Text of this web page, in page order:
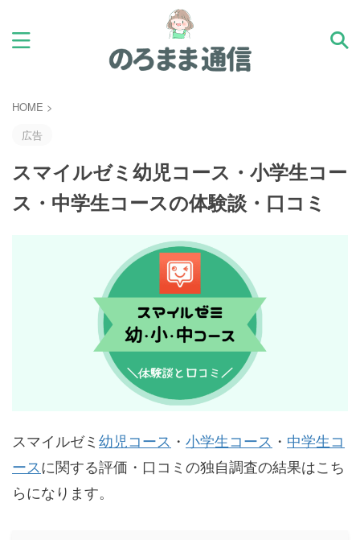
HOME >
広告
スマイルゼミ幼児コース・小学生コー
ス・中学生コースの体験談・口コミ
スマイルゼミ 幼児コース ・ 小学生コース ・ 中学生コ
ースに関する評価・口コミの独自調査の結果はこち
らになります。